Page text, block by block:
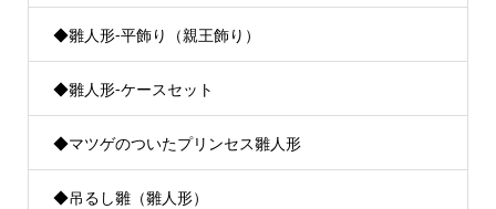
◆雛人形-平飾り（親王飾り）
◆雛人形-ケースセット
◆マツゲのついたプリンセス雛人形
◆吊るし雛（雛人形）